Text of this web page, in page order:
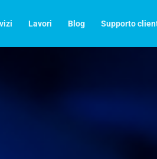
Lavori Blog Supporto